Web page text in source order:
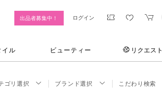
出品者募集中！ ログイン
イル ビューティー リクエスト
ゴリ選択 ブランド選択 こだわり検索